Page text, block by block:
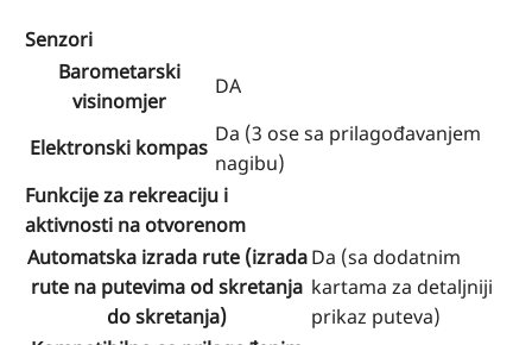
Senzori
Barometarski
visinomjer
DA
Elektronski kompas
Da (3 ose sa prilagođavanjem
nagibu)
Funkcije za rekreaciju i
aktivnosti na otvorenom
Automatska izrada rute (izrada
rute na putevima od skretanja
do skretanja)
Da (sa dodatnim
kartama za detaljniji
prikaz puteva)